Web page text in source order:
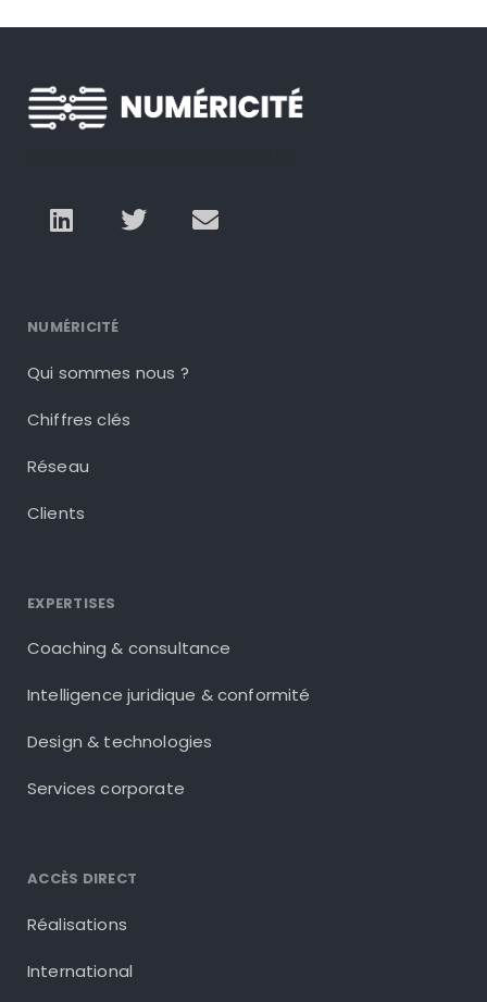
NUMÉRICITÉ
Qui sommes nous ?
Chiffres clés
Réseau
Clients
EXPERTISES
Coaching & consultance
Intelligence juridique & conformité
Design & technologies
Services corporate
ACCÈS DIRECT
Réalisations
International